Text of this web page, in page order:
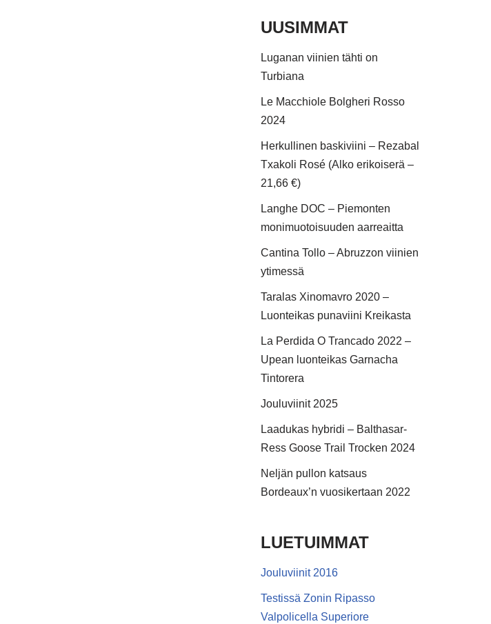
UUSIMMAT
Luganan viinien tähti on
Turbiana
Le Macchiole Bolgheri Rosso
2024
Herkullinen baskiviini – Rezabal
Txakoli Rosé (Alko erikoiserä –
21,66 €)
Langhe DOC – Piemonten
monimuotoisuuden aarreaitta
Cantina Tollo – Abruzzon viinien
ytimessä
Taralas Xinomavro 2020 –
Luonteikas punaviini Kreikasta
La Perdida O Trancado 2022 –
Upean luonteikas Garnacha
Tintorera
Jouluviinit 2025
Laadukas hybridi – Balthasar-
Ress Goose Trail Trocken 2024
Neljän pullon katsaus
Bordeaux’n vuosikertaan 2022
LUETUIMMAT
Jouluviinit 2016
Testissä Zonin Ripasso
Valpolicella Superiore